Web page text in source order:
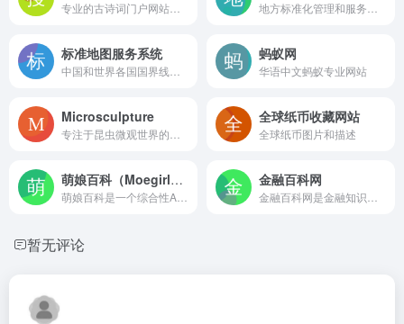
标准地图服务系统 蚂蚁网
华语中文蚂蚁专业网站
Microsculpture 全球纸币收藏网站
全球纸币图片和描述
萌娘百科（Moegirlpedia） 金融百科网
暂无评论